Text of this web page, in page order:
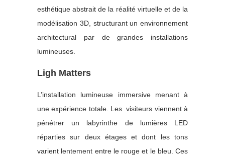
esthétique abstrait de la réalité virtuelle et de la
modélisation 3D, structurant un environnement
architectural par de grandes installations
lumineuses.
Ligh Matters
L’installation lumineuse immersive menant à
une expérience totale. Les visiteurs viennent à
pénétrer un labyrinthe de lumières LED
réparties sur deux étages et dont les tons
varient lentement entre le rouge et le bleu. Ces